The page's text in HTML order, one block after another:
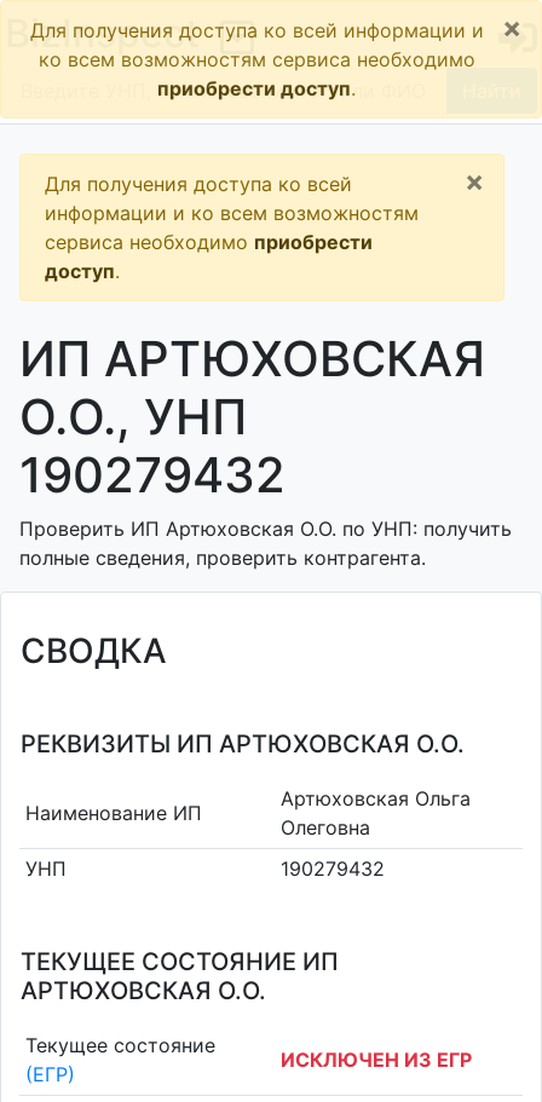
BizInspect
Для получения доступа ко всей информации и
ко всем возможностям сервиса необходимо
приобрести доступ.
×
Для получения доступа ко всей
информации и ко всем возможностям
сервиса необходимо приобрести
доступ.
×
ИП АРТЮХОВСКАЯ
О.О., УНП
190279432
Проверить ИП Артюховская О.О. по УНП: получить
полные сведения, проверить контрагента.
СВОДКА
РЕКВИЗИТЫ ИП АРТЮХОВСКАЯ О.О.
Наименование ИП
Артюховская Ольга
Олеговна
УНП
190279432
ТЕКУЩЕЕ СОСТОЯНИЕ ИП
АРТЮХОВСКАЯ О.О.
Текущее состояние
(ЕГР)
ИСКЛЮЧЕН ИЗ ЕГР